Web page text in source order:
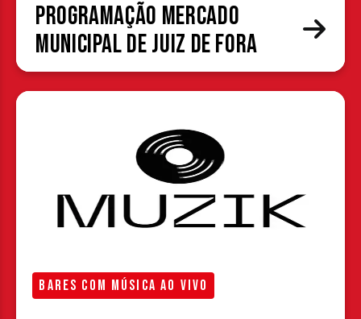
Programação Mercado
Municipal de Juiz de Fora
BARES COM MÚSICA AO VIVO